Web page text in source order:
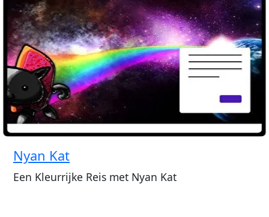
Nyan Kat
Een Kleurrijke Reis met Nyan Kat